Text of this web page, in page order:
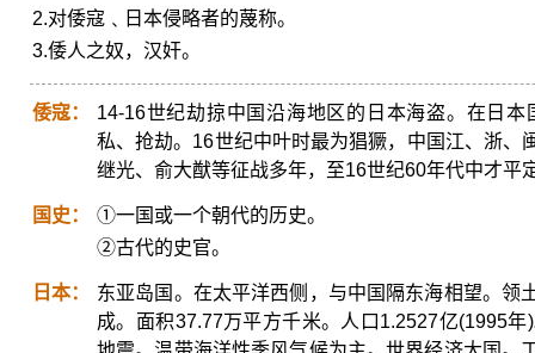
2.对倭寇﹑日本侵略者的蔑称。
3.倭人之奴，汉奸。
倭寇：
14-16世纪劫掠中国沿海地区的日本海盗。在日
私、抢劫。16世纪中叶时最为猖獗，中国江、浙、
继光、俞大猷等征战多年，至16世纪60年代中才平
国史：
①一国或一个朝代的历史。
②古代的史官。
日本：
东亚岛国。在太平洋西侧，与中国隔东海相望。领
成。面积37.77万平方千米。人口1.2527亿(1995